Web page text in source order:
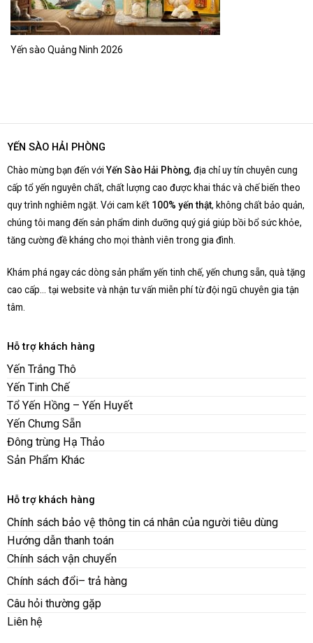
Yến sào Quảng Ninh 2026
YẾN SÀO HẢI PHÒNG
Chào mừng bạn đến với Yến Sào Hải Phòng, địa chỉ uy tín chuyên cung
cấp tổ yến nguyên chất, chất lượng cao được khai thác và chế biến theo
quy trình nghiêm ngặt. Với cam kết 100% yến thật, không chất bảo quản,
chúng tôi mang đến sản phẩm dinh dưỡng quý giá giúp bồi bổ sức khỏe,
tăng cường đề kháng cho mọi thành viên trong gia đình.
Khám phá ngay các dòng sản phẩm yến tinh chế, yến chưng sẵn, quà tặng
cao cấp… tại website và nhận tư vấn miễn phí từ đội ngũ chuyên gia tận
tâm.
Hỗ trợ khách hàng
Yến Trắng Thô
Yến Tinh Chế
Tổ Yến Hồng – Yến Huyết
Yến Chưng Sẵn
Đông trùng Hạ Thảo
Sản Phẩm Khác
Hỗ trợ khách hàng
Chính sách bảo vệ thông tin cá nhân của người tiêu dùng
Hướng dẫn thanh toán
Chính sách vận chuyển
Chính sách đổi– trả hàng
Câu hỏi thường gặp
Liên hệ